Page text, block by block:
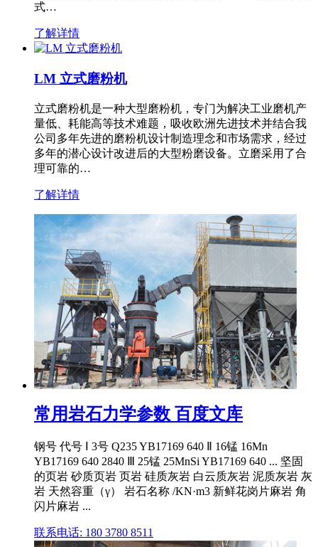
式…
了解详情
LM 立式磨粉机
立式磨粉机是一种大型磨粉机，专门为解决工业磨机产
量低、耗能高等技术难题，吸收欧洲先进技术并结合我
公司多年先进的磨粉机设计制造理念和市场需求，经过
多年的潜心设计改进后的大型粉磨设备。立磨采用了合
理可靠的…
了解详情
常用岩石力学参数 百度文库
钢号 代号 Ⅰ 3号 Q235 YB17169 640 Ⅱ 16锰 16Mn
YB17169 640 2840 Ⅲ 25锰 25MnSi YB17169 640 ... 坚固
的页岩 砂质页岩 页岩 硅质灰岩 白云质灰岩 泥质灰岩 灰
岩 天然容重（γ） 岩石名称 /KN·m3 新鲜花岗片麻岩 角
闪片麻岩 ...
联系电话: 180 3780 8511